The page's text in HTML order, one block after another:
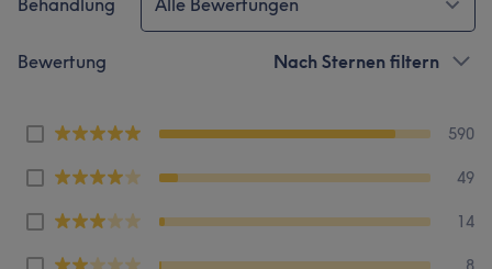
Behandlung Alle Bewertungen
Bewertung Nach Sternen filtern
590
49
14